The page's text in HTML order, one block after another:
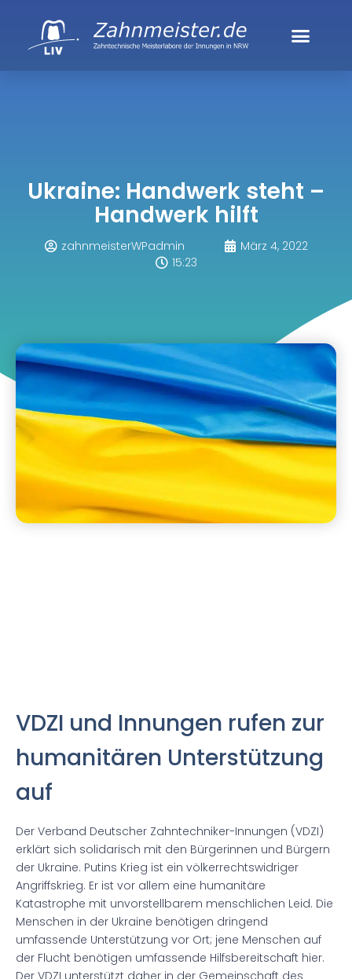
Ukraine: Handwerk steht –
Handwerk hilft
zahnmeisterWPadmin
März 4, 2022
15:23
VDZI und Innungen rufen zur
humanitären Unterstützung
auf
Der Verband Deutscher Zahntechniker-Innungen (VDZI)
erklärt sich solidarisch mit den Bürgerinnen und Bürgern
der Ukraine. Putins Krieg ist ein völkerrechtswidriger
Angriffskrieg. Er ist vor allem eine humanitäre
Katastrophe mit unvorstellbarem menschlichen Leid. Die
Menschen in der Ukraine benötigen dringend
umfassende Unterstützung vor Ort; jene Menschen auf
der Flucht benötigen umfassende Hilfsbereitschaft hier.
Der VDZI unterstützt daher in der Gemeinschaft des